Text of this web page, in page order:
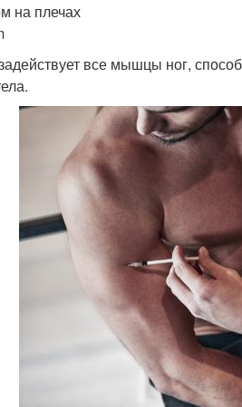
на плечах
все мышцы ног,